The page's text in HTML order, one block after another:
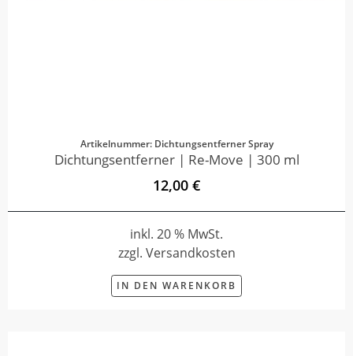
Artikelnummer: Dichtungsentferner Spray
Dichtungsentferner | Re-Move | 300 ml
12,00 €
inkl. 20 % MwSt.
zzgl. Versandkosten
IN DEN WARENKORB